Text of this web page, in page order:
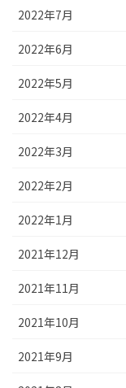
2022年7月
2022年6月
2022年5月
2022年4月
2022年3月
2022年2月
2022年1月
2021年12月
2021年11月
2021年10月
2021年9月